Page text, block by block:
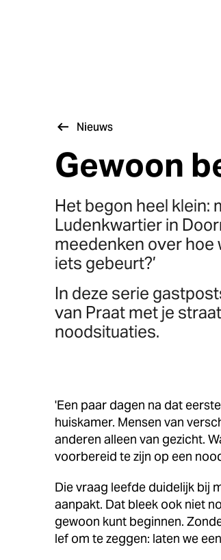
Nieuws
Gewoon
Het begon heel klein:
Ludenkwartier in
meedenken over hoe
iets gebeurt?’
In deze serie
van Praat met je
noodsituaties.
'Een paar dagen na dat
huiskamer. Mensen van
anderen alleen van gezicht.
voorbereid te zijn op een
Die vraag leefde duidelijk bij
aanpakt. Dat bleek ook niet
gewoon kunt beginnen.
lef om te zeggen: laten we